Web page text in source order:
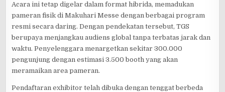
Acara ini tetap digelar dalam format hibrida, memadukan
pameran fisik di Makuhari Messe dengan berbagai program
resmi secara daring. Dengan pendekatan tersebut, TGS
berupaya menjangkau audiens global tanpa terbatas jarak dan
waktu. Penyelenggara menargetkan sekitar 300.000
pengunjung dengan estimasi 3.500 booth yang akan
meramaikan area pameran.
Pendaftaran exhibitor telah dibuka dengan tenggat berbeda